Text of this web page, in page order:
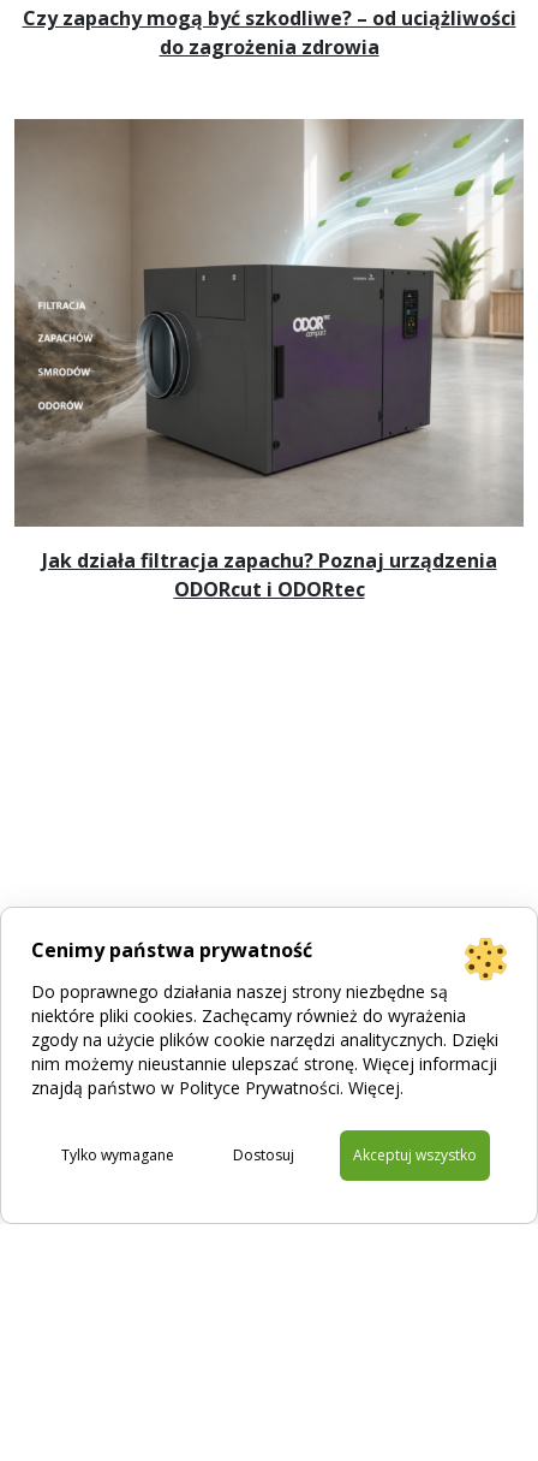
Czy zapachy mogą być szkodliwe? – od uciążliwości
do zagrożenia zdrowia
Jak działa filtracja zapachu? Poznaj urządzenia
ODORcut i ODORtec
Cenimy państwa prywatność
Do poprawnego działania naszej strony niezbędne są
niektóre pliki cookies. Zachęcamy również do wyrażenia
zgody na użycie plików cookie narzędzi analitycznych. Dzięki
nim możemy nieustannie ulepszać stronę. Więcej informacji
znajdą państwo w Polityce Prywatności. Więcej.
Dostosuj
Tylko wymagane Akceptuj wszystko